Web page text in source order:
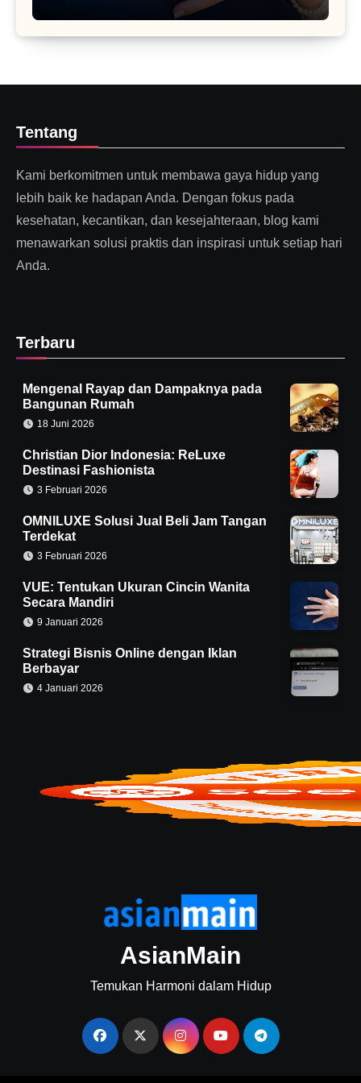
Tentang
Kami berkomitmen untuk membawa gaya hidup yang
lebih baik ke hadapan Anda. Dengan fokus pada
kesehatan, kecantikan, dan kesejahteraan, blog kami
menawarkan solusi praktis dan inspirasi untuk setiap hari
Anda.
Terbaru
Mengenal Rayap dan Dampaknya pada
Bangunan Rumah
18 Juni 2026
Christian Dior Indonesia: ReLuxe
Destinasi Fashionista
3 Februari 2026
OMNILUXE Solusi Jual Beli Jam Tangan
Terdekat
3 Februari 2026
VUE: Tentukan Ukuran Cincin Wanita
Secara Mandiri
9 Januari 2026
Strategi Bisnis Online dengan Iklan
Berbayar
4 Januari 2026
AsianMain
Temukan Harmoni dalam Hidup